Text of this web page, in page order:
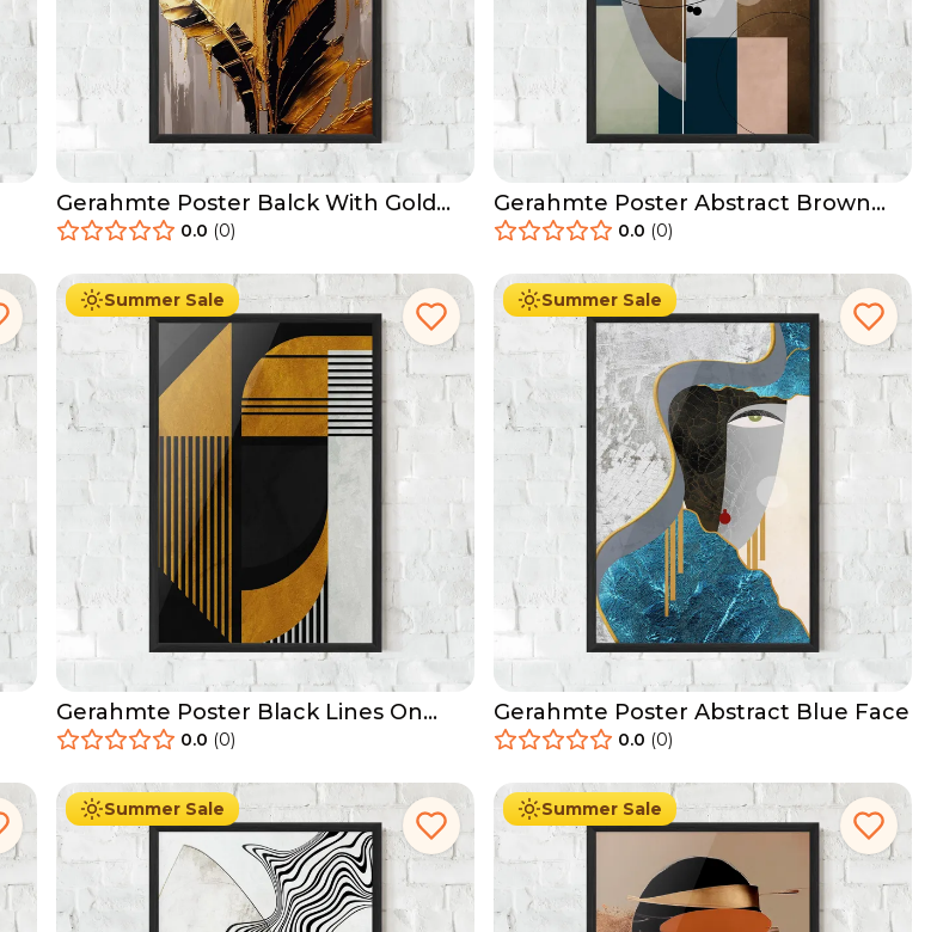
Gerahmte Poster Balck With Gold
Leafs
0.0 (0)
Gerahmte Poster Abstract Brown
Face
0.0 (0)
Summer Sale
Ab 49.90 € 29.90
Gerahmte Poster Black Lines On
Gold
0.0 (0)
Summer Sale
Ab 49.90 € 29.90
Gerahmte Poster Abstract Blue Face
0.0 (0)
Summer Sale
Ab 49.90 € 29.90
Summer Sale
Ab 49.90 € 29.90